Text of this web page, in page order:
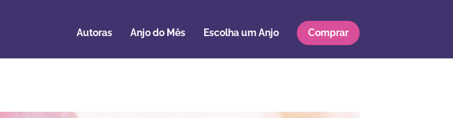
Autoras Anjo do Mês Escolha um Anjo Comprar